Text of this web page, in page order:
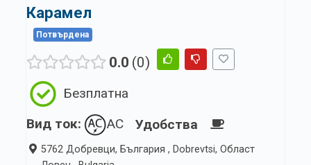
Карамел
Потвърдена
0.0 0
Безплатна
Вид ток:
AC Удобства
5762 Добревци, България , Dobrevtsi, Област